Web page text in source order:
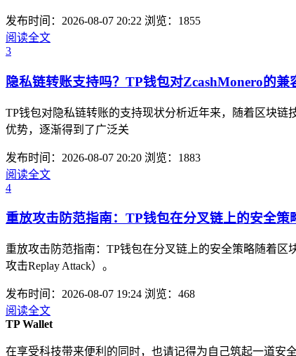
发布时间：2026-08-07 20:22 浏览：1855
阅读全文
3
隐私链转账支持吗？TP钱包对ZcashMonero的兼
TP钱包对隐私链转账的支持现状分析近年来，随着区块链
优势，逐渐得到了广泛关
发布时间：2026-08-07 20:20 浏览：1883
阅读全文
4
重放攻击防范指南：TP钱包在分叉链上的安全策
重放攻击防范指南：TP钱包在分叉链上的安全策略随着
攻击Replay Attack）。
发布时间：2026-08-07 19:24 浏览：468
阅读全文
TP Wallet
在享受科技带来便利的同时，也请记得为自己筑起一道安全